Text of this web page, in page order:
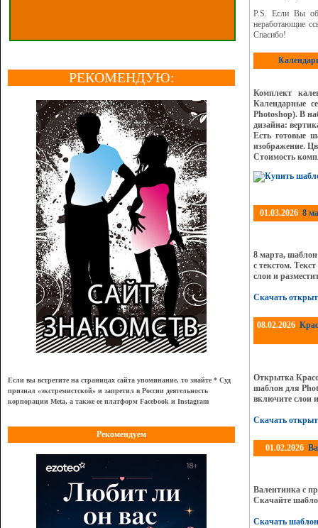
РЕКОМЕНДУЮ:
Если вы встретите на страницах сайта упоминание, то знайте * Суд
признал «экстремистской» и запретил в России деятельность
корпорации Meta, а также ее платформ Facebook и Instagram
Рекомендуем
P.S. Если Вы
неработающие
Спасибо!
Комплект
Календарные
Photoshop). В
дизайна:
Есть готовые
изображение.
Стоимость
01.03.2026 8
8 марта,
с текстом.
слои и
Скачать
08.02.2026
Открытка
шаблон для
включите слои
Скачать
01.02.2026
Валентинка с
Скачайте
Скачать